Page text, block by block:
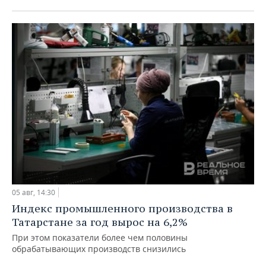
05 авг, 14:30
Индекс промышленного производства в
Татарстане за год вырос на 6,2%
При этом показатели более чем половины
обрабатывающих производств снизились